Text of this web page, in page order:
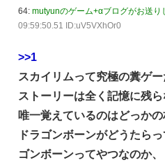
はモテない奴確定らしい←お
な？？？？？？？
まったディズニー信者、帰国
【艦これ】ひみつの通り道 他
LIAR GAME -ライアーゲーム
転の策がバレちゃった！
【画像】エチビデ女優さん、
しまうｗｗｗｗｗｗ
【悲報】『メイドインアビス
炎上 もう何回目だよ…
【試合実況】西武２軍スタメ
芸能人 「車の任意保険は強制
ツは運転すんな！法律を改正
【J2第1節 鳥栖×甲府】鳥栖
64: mutyunのゲーム+αブログがお送り
09:59:50.51 ID:uV5VXhOr0
>>1
スカイリムって究極の糞ゲ
ストーリーは全く記憶に残
唯一覚えているのはどっか
ドラゴンボーンがどうたら
ゴンボーンってやつなのか